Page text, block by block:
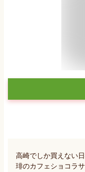
高崎でしか買えない
琲のカフェショコラ